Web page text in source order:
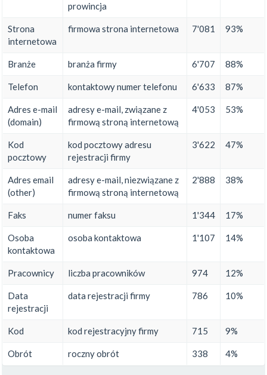
prowincja
Strona
internetowa
firmowa strona internetowa 7'081 93%
Branże branża firmy 6'707 88%
Telefon kontaktowy numer telefonu 6'633 87%
Adres e-mail
(domain)
adresy e-mail, związane z
firmową stroną internetową
4'053 53%
Kod
pocztowy
kod pocztowy adresu
rejestracji firmy
3'622 47%
Adres email
(other)
adresy e-mail, niezwiązane z
firmową stroną internetową
2'888 38%
Faks numer faksu 1'344 17%
Osoba
kontaktowa
osoba kontaktowa 1'107 14%
Pracownicy liczba pracowników 974 12%
Data
rejestracji
data rejestracji firmy 786 10%
Kod kod rejestracyjny firmy 715 9%
Obrót roczny obrót 338 4%